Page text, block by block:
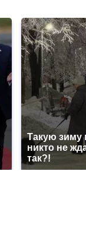
Такую зиму
никто не
так?!